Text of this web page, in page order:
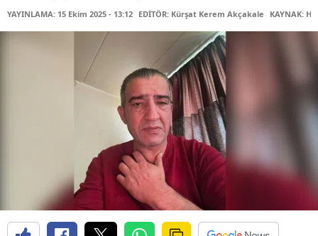
YAYINLAMA: 15 Ekim 2025 - 13:12 EDİTÖR: Kürşat Kerem Akçakale KAYNAK: